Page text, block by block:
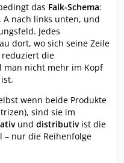
das Falk-Schema:
A nach links unten, und
Jedes
dort, wo sich seine Zeile
reduziert die
man nicht mehr im Kopf
wenn beide Produkte
sind sie im
und distributivist die
nur die Reihenfolge